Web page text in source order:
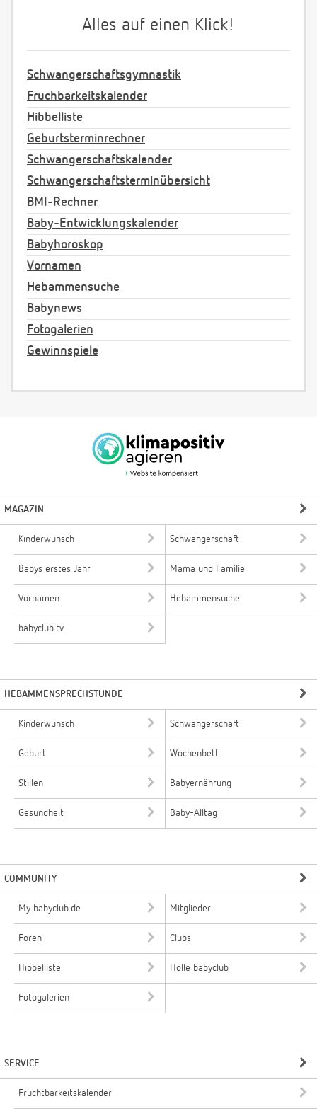
Alles auf einen Klick!
Schwangerschaftsgymnastik
Fruchbarkeitskalender
Hibbelliste
Geburtsterminrechner
Schwangerschaftskalender
Schwangerschaftsterminübersicht
BMI-Rechner
Baby-Entwicklungskalender
Babyhoroskop
Vornamen
Hebammensuche
Babynews
Fotogalerien
Gewinnspiele
MAGAZIN
Kinderwunsch Schwangerschaft
Babys erstes Jahr Mama und Familie
Vornamen Hebammensuche
babyclub.tv
HEBAMMENSPRECHSTUNDE
Kinderwunsch Schwangerschaft
Geburt Wochenbett
Stillen Babyernährung
Gesundheit Baby-Alltag
COMMUNITY
My babyclub.de Mitglieder
Foren Clubs
Hibbelliste Holle babyclub
Fotogalerien
SERVICE
Fruchtbarkeitskalender